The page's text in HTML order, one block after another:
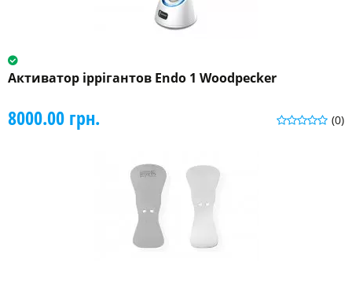
Активатор іррігантов Endo 1 Woodpecker
(0)
8000.00 грн.